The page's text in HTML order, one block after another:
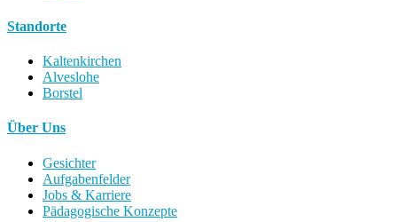
Standorte
Kaltenkirchen
Alveslohe
Borstel
Über Uns
Gesichter
Aufgabenfelder
Jobs & Karriere
Pädagogische Konzepte